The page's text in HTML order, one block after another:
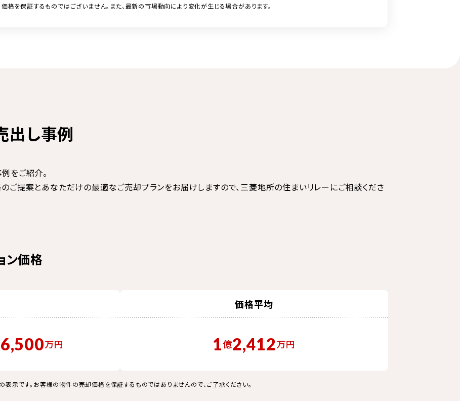
格を保証するものではございません。また、最新の市場動向により変化が生じる場合があります。
出し事例
をご紹介。
ご提案とあなただけの最適なご売却プランをお届けしますので、三菱地所の住まいリレーにご相談くださ
ン価格
6,500万円
価格平均
1億2,412万円
示です。お客様の物件の売却価格を保証するものではありませんので、ご了承ください。